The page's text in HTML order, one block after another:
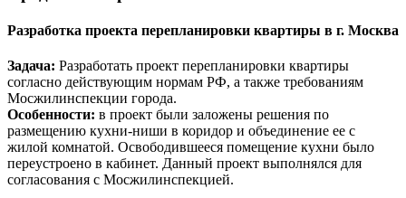
Разработка проекта перепланировки квартиры в г. Москва
Задача: Разработать проект перепланировки квартиры
согласно действующим нормам РФ, а также требованиям
Мосжилинспекции города.
Особенности: в проект были заложены решения по
размещению кухни-ниши в коридор и объединение ее с
жилой комнатой. Освободившееся помещение кухни было
переустроено в кабинет. Данный проект выполнялся для
согласования с Мосжилинспекцией.